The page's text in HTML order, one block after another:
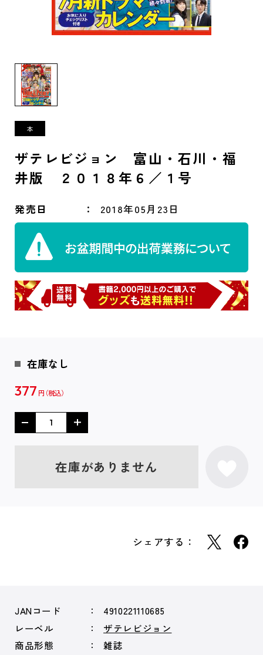
ザテレビジョン 富山・石川・福
井版 ２０１８年６／１号
発売日 2018年05月23日
在庫なし
377 円
在庫がありません
シェアする：
JANコード
4910221110685
レーベル
ザテレビジョン
商品形態
雑誌